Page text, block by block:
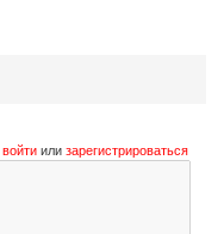
войти или зарегистрироваться